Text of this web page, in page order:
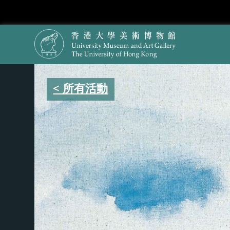
< 所有活動